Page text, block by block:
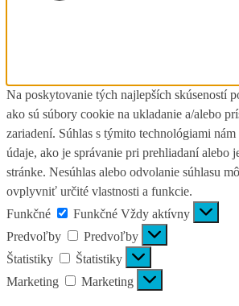
Na poskytovanie tých najlepších skúseností
ako sú súbory cookie na ukladanie a/alebo
zariadení. Súhlas s týmito technológiami
údaje, ako je správanie pri prehliadaní alebo
stránke. Nesúhlas alebo odvolanie súhlasu
ovplyvniť určité vlastnosti a funkcie.
Funkčné
Funkčné Vždy aktívny
Predvoľby
Predvoľby
Štatistiky
Štatistiky
Marketing
Marketing